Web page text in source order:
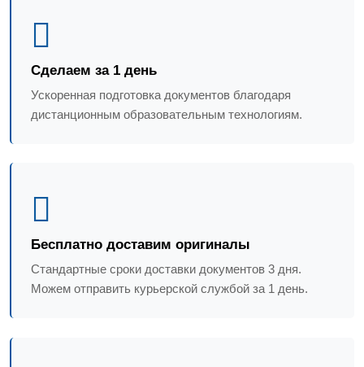
Сделаем за 1 день
Ускоренная подготовка документов благодаря
дистанционным образовательным технологиям.
Бесплатно доставим оригиналы
Стандартные сроки доставки документов 3 дня.
Можем отправить курьерской службой за 1 день.